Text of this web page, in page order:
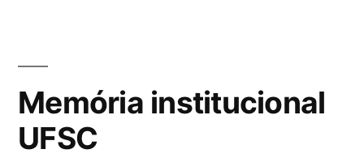
Memória institucional
UFSC